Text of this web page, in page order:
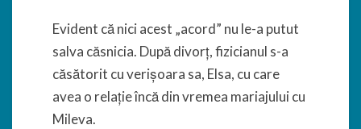
Evident că nici acest „acord” nu le-a putut
salva căsnicia. După divorț, fizicianul s-a
căsătorit cu verișoara sa, Elsa, cu care
avea o relație încă din vremea mariajului cu
Mileva.